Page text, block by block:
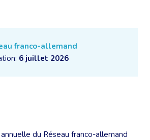
franco-allemand
6 juillet 2026
du Réseau franco-allemand